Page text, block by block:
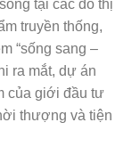
tại các đô thị
truyền thống,
“sống sang –
ra mắt, dự án
của giới đầu tư
thượng và tiện